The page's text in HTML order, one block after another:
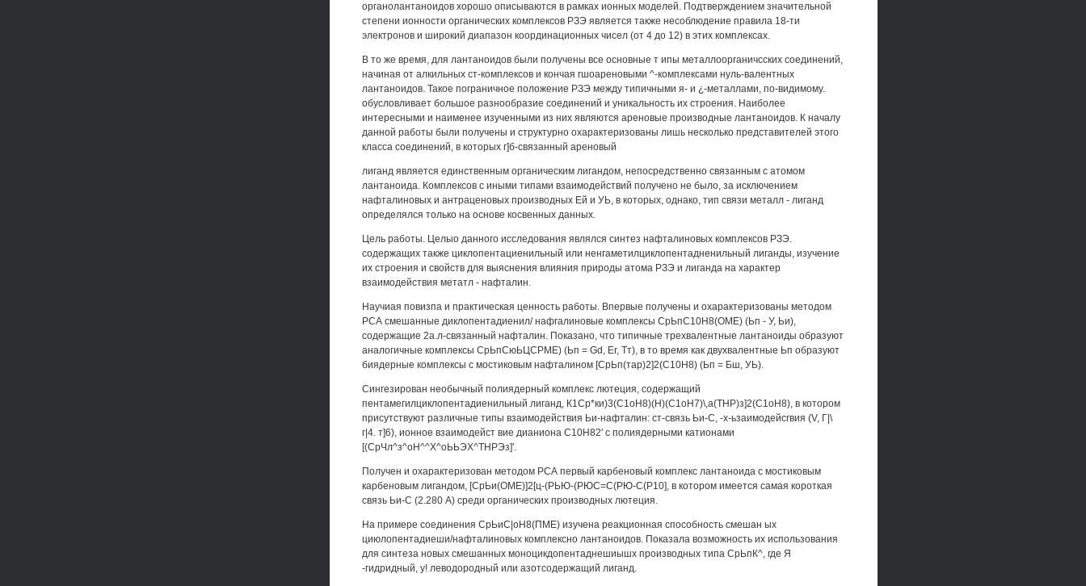
органолантаноидов хорошо описываются в рамках ионных моделей. Подтверждением значительной
степени ионности органических комплексов РЗЭ является также несоблюдение правила 18-ти
электронов и широкий диапазон координационных чисел (от 4 до 12) в этих комплексах.
В то же время, для лантаноидов были получены все основные т ипы металлоорганичсских соединений,
начиная от алкильных ст-комплексов и кончая гшоареновыми ^-комплексами нуль-валентных
лантаноидов. Такое пограничное положение РЗЭ между типичными я- и ¿-металлами, по-видимому.
обусловливает большое разнообразие соединений и уникальность их строения. Наиболее
интересными и наименее изученными из них являются ареновые производные лантаноидов. К началу
данной работы были получены и структурно охарактеризованы лишь несколько представителей этого
класса соединений, в которых г]б-связанный ареновый
лиганд является единственным органическим лигандом, непосредственно связанным с атомом
лантаноида. Комплексов с иными типами взаимодействий получено не было, за исключением
нафталиновых и антраценовых производных Ей и УЬ, в которых, однако, тип связи металл - лиганд
определялся только на основе косвенных данных.
Цель работы. Целыо данного исследования являлся синтез нафталиновых комплексов РЗЭ.
содержащих также циклопентациенильный или ненгаметилциклопентадненильный лиганды, изучение
их строения и свойств для выяснения влияния природы атома РЗЭ и лиганда на характер
взаимодействия метатл - нафталин.
Научиая повизпа и практическая ценность работы. Впервые получены и охарактеризованы методом
РСА смешанные диклопентадиенил/ нафгалиновые комплексы СрЬпС10Н8(ОМЕ) (Ьп - У, Ьи),
содержащие 2а.л-связанный нафталин. Показано, что типичные трехвалентные лантаноиды образуют
аналогичные комплексы СрЬпСюЬЦСРМЕ) (Ьп = Gd, Ег, Тт), в то время как двухвалентные Ьп образуют
биядерные комплексы с мостиковым нафталином [СрЬп(тар)2]2(С10Н8) (Ьп = Бш, УЬ).
Сингезирован необычный полиядерный комплекс лютеция, содержащий
пентамегилциклопентадиенильный лиганд, К1Ср*ки)3(С1оН8)(Н)(С1оН7)\,а(ТНР)з]2(С1оН8), в котором
присутствуют различные типы взаимодействия Ьи-нафталин: ст-связь Ьи-С, -х-ьзаимодейсгвия (V, Г|\
г|4. т]6), ионное взаимодейст вие дианиона С10Н82' с полиядерными катионами
[(СрЧл^з^оН^^Х^оЬЬЭХ^ТНРЭз]'.
Получен и охарактеризован методом РСА первый карбеновый комплекс лантаноида с мостиковым
карбеновым лигандом, [СрЬи(ОМЕ)]2[ц-(РЬЮ-(РЮС=С(РЮ-С(Р10], в котором имеется самая короткая
связь Ьи-С (2.280 А) среди органических производных лютеция.
На примере соединения СрЬиС|оН8(ПМЕ) изучена реакционная способность смешан ых
циюлопентадиеши/нафталиновых комплексно лантаноидов. Показала возможность их использования
для синтеза новых смешанных моноцикдопентаднешиышх производных типа СрЬпК^, где Я
-гидридный, у! леводородный или азотсодержащий лиганд.